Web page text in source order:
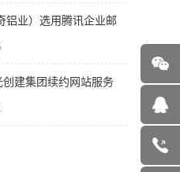
铝业）选用腾讯企业邮
创建集团续约网站服务